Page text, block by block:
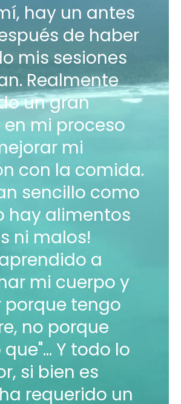
hay un antes
de haber
mis sesiones
Realmente
un gran
mi proceso
mi
con la comida.
sencillo como
hay alimentos
ni malos!
a
mi cuerpo y
porque tengo
no porque
Y todo lo
si bien es
requerido un